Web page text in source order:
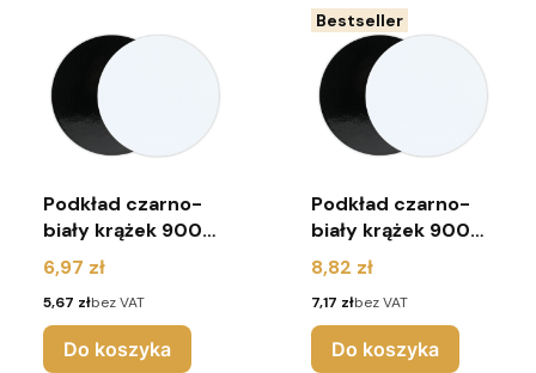
Podkład czarno-
biały krążek 900g
r. 12cm (pakiet 10
sztuk)
Cena
6,97 zł
Cena
5,67 złbez VAT
Do koszyka
Bestseller
Podkład czarno-
biały krążek 900g
r. 16cm (pakiet 10
sztuk)
Cena
8,82 zł
Cena
7,17 złbez VAT
Do koszyka